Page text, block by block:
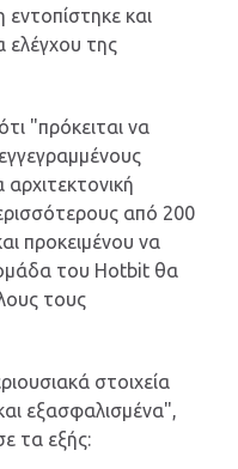
και
ελέγχου της
"πρόκειται να
αρχιτεκτονική
από 200
προκειμένου να
του Hotbit θα
τους
στοιχεία
εξασφαλισμένα",
τα εξής: